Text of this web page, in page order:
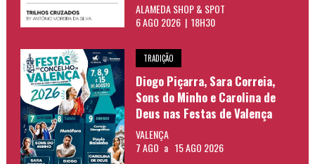
ALAMEDA SHOP & SPOT
6 AGO 2026 | 18H30
TRADIÇÃO
Diogo Piçarra, Sara Correia,
Sons do Minho e Carolina de
Deus nas Festas de Valença
VALENÇA
7 AGO a 15 AGO 2026